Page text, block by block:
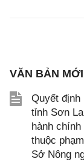
VĂN BẢN
Quyết định
tỉnh Sơn
hành
thuộc
Sở Nông